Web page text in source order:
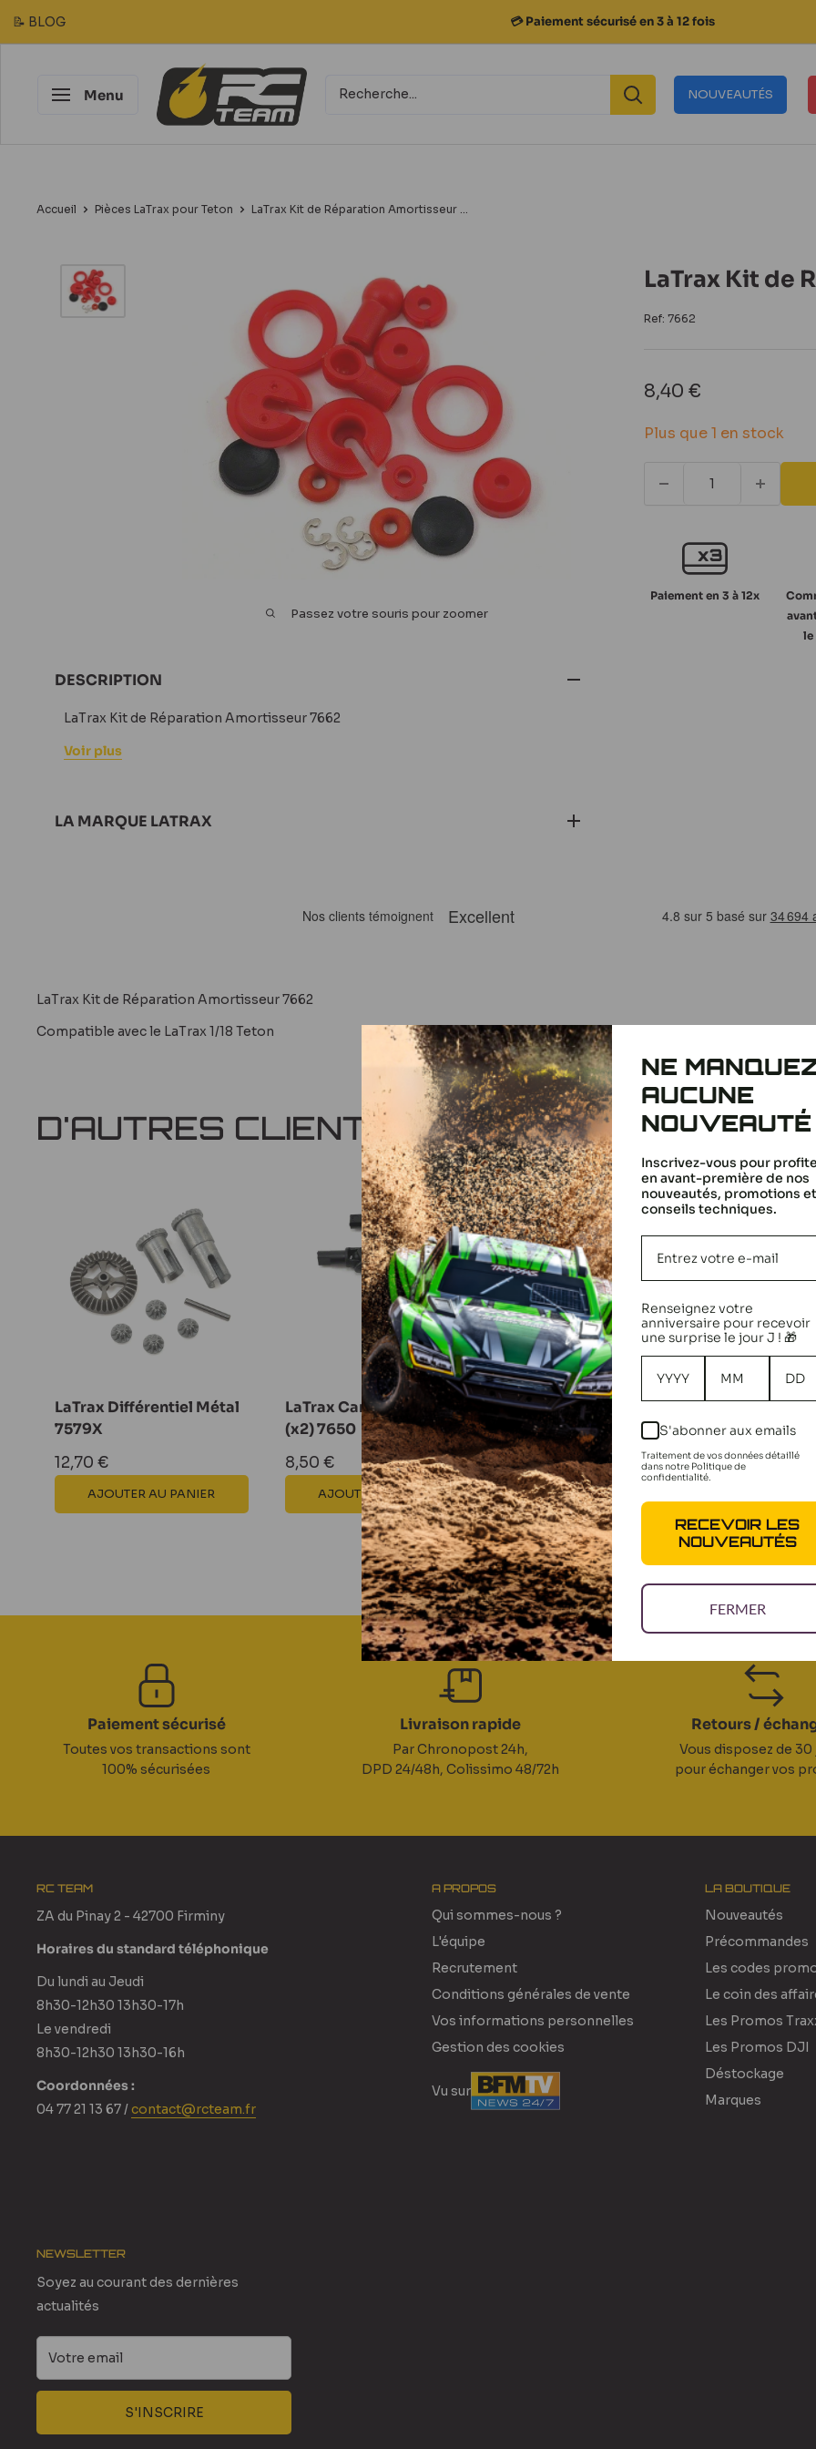
📝 BLOG 💳 Paiement sécurisé en 3 à 12 fois
Menu
RC
Team
Modélisme
NOUVEAUTÉS
Accueil Pièces LaTrax pour Teton LaTrax Kit de Réparation Amortisseur ...
Passez votre souris pour zoomer
LaTrax Kit de
Ref: 7662
Prix
8,40 €
Plus que 1 en stock
Paiement en 3 à 12x
le
DESCRIPTION
LaTrax Kit de Réparation Amortisseur 7662
Voir plus
LA MARQUE LATRAX
les débutants et les modélistes à budget limité. Leur modèles sont conçus
pour offrir une introduction facile et accessible au monde des véhicules
Tous nos produits Latrax
LaTrax Kit de Réparation Amortisseur 7662
Compatible avec le LaTrax 1/18 Teton
réponses
D'AUTRES CLIENTS ÉTAIENT INTÉRESSÉS
LaTrax Différentiel Métal
7579X
Prix
réduit
12,70 €
AJOUTER AU PANIER
LaTrax Cardans Av et Ar
(x2) 7650
Prix
réduit
8,50 €
AJOUTER AU PANIER
LaTrax Jeu de Vis 7543X
Prix
réduit
6,90 €
AJOUTER AU PANIER
Carson
Alu (x4)
Prix
59,90 €
Paiement sécurisé
Toutes vos transactions sont
100% sécurisées
Livraison rapide
Par Chronopost 24h,
DPD 24/48h, Colissimo 48/72h
Retours /
Vous disposez de 30
pour échanger vos
RC TEAM
ZA du Pinay 2 - 42700 Firminy
Horaires du standard téléphonique
Du lundi au Jeudi
8h30-12h30 13h30-17h
Le vendredi
8h30-12h30 13h30-16h
Coordonnées :
04 77 21 13 67 /contact@rcteam.fr
A PROPOS
Qui sommes-nous ?
L'équipe
Recrutement
Conditions générales de vente
Vos informations personnelles
Gestion des cookies
Vu sur
LA BOUTIQUE
Nouveautés
Précommandes
Les codes
Le coin des
Les Promos
Les Promos DJI
Déstockage
Marques
NEWSLETTER
Soyez au courant des dernières
actualités
Votre email
S'INSCRIRE
NE
AUCUNE
NOUVEAUTÉ
Inscrivez-vous pour
en avant-première de nos
nouveautés, promotions et
conseils techniques.
Renseignez votre
anniversaire pour recevoir
une surprise le jour J ! 🎁
S'abonner aux emails
Traitement de vos données détaillé
dans notre Politique de
confidentialité.
RECEVOIR LES
NOUVEAUTÉS
FERMER